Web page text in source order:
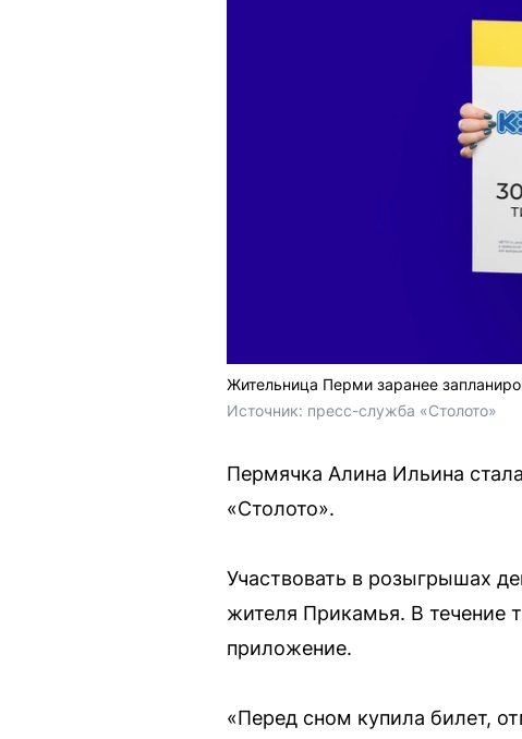
Жительница Перми заранее
Источник: пресс-служба «Столото»
Пермячка Алина Ильина
«Столото».
Участвовать в розыгрышах
жителя Прикамья. В течение
приложение.
«Перед сном купила билет,